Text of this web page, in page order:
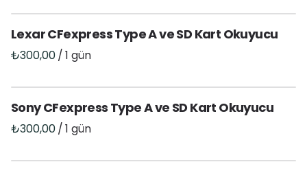
Lexar CFexpress Type A ve SD Kart Okuyucu
/
Sony CFexpress Type A ve SD Kart Okuyucu
/